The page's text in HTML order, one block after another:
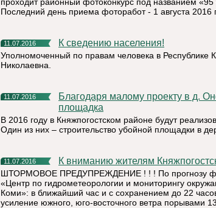
Последний день приема фоторабот - 1 августа 2016
11.07.2016 К сведению населения!
Уполномоченный по правам человека в Республике
Николаевна.
11.07.2016
Благодаря малому проекту в д. Онежье появится убойная
площадка
В 2016 году в Княжпогостском районе будут
Один из них – строительство убойной площадки в
11.07.2016 К вниманию жителям
ШТОРМОВОЕ ПРЕДУПРЕЖДЕНИЕ ! ! ! По прогнозу
«Центр по гидрометеорологии и мониторингу
Коми»: в ближайший час и с сохранением до 22
усиление южного, юго-восточного ветра порывами